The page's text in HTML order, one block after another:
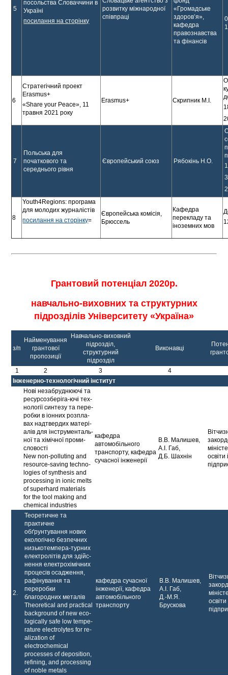
5
посольства Словаччини в
Україні
посилання на сторінку
розвитку міжнародної
співпраці
«Громадське
здоров’я»,
кафедра
правознавства
та фінансів
6
Cтратегічний проект
Erasmus+
«Share your Peace», 11
травня 2021 року
Erasmus+ Скрипник М.І.
7
Польська для
початкового та
середнього рівня
Європейський союз Рябокінь Н.О.
8
Youth4Regions: програма
для молодих журналістів
посилання на сторінку=
Європейська комісія,
Брюссель
Кафедра
перекладу та
іноземних мов
Грантовий потенціал 2020р.
навчально-виховних та структурних
підрозділів Університету «Україна»
з/п
Найменування
грантової
пропозиції
Навчально-виховний
підрозділ,
структурний
підрозділ
Виконавці
1 2 3
4
Інженерно-технологічний інститут
Нові незабруднюючі та
ресурсозберіга-ючі тех­
нології синтезу та пере­
робки в іонних розпла­
вах надтвердих матері­
алів для інструменталь­
ної та хімічної проми­
словості
New non-polluting and
resource-saving techno­
logies of synthesis and
processing in ionic melts
of superhard materials
for the tool making and
chemical industries
кафедра
автомобільного
транспорту, кафедра
сучасної інженерії
В.В. Малишев,
А.І. Габ,
Д.Б. Шахнін
освіти
2.
Теоретичне та
практич­не
обґрунтування нових
екологічно безпечних
низькотемпера-турних
електролітів для здійс­
нення електрохімічних
процесів осадження,
ра­фінування та
переробки
благородних металів
Theoretical and practical
background of new eco­
logically safe low tempe­
rature electrolytes for re­
alization of
electrochemi­cal
processes of depositi­on,
refining, and proces­sing
of noble metals
кафедра сучасної
інженерії, кафедра
автомобільного
транспорту
В.В. Малишев,
А.І. Габ,
Д.-М.Я.
Брускова